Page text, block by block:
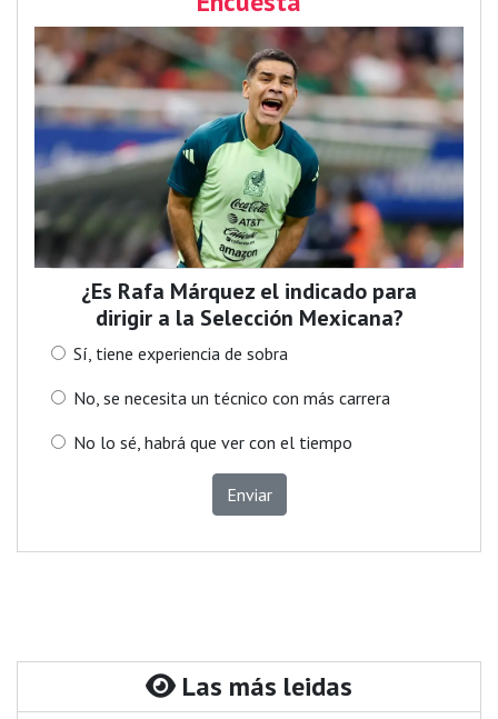
¿Es Rafa Márquez el indicado para
dirigir a la Selección Mexicana?
Sí, tiene experiencia de sobra
No, se necesita un técnico con más carrera
No lo sé, habrá que ver con el tiempo
Enviar
Las más leidas